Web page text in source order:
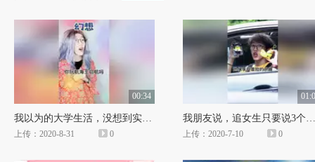
自
媒
体
00:34
我以为的大学生活，没想到实际是
上传：2020-8-31 0
我朋友说，追女生只要说3个字！
上传：2020-7-10 0